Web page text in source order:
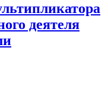
деятеля